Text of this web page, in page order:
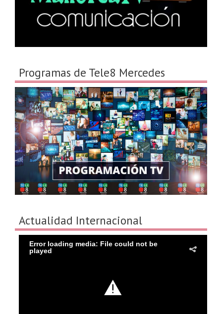
Programas de Tele8 Mercedes
Actualidad Internacional